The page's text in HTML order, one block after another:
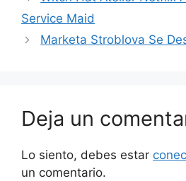
Service Maid
Marketa Stroblova Se
Deja un
Lo siento, debes estar
un comentario.